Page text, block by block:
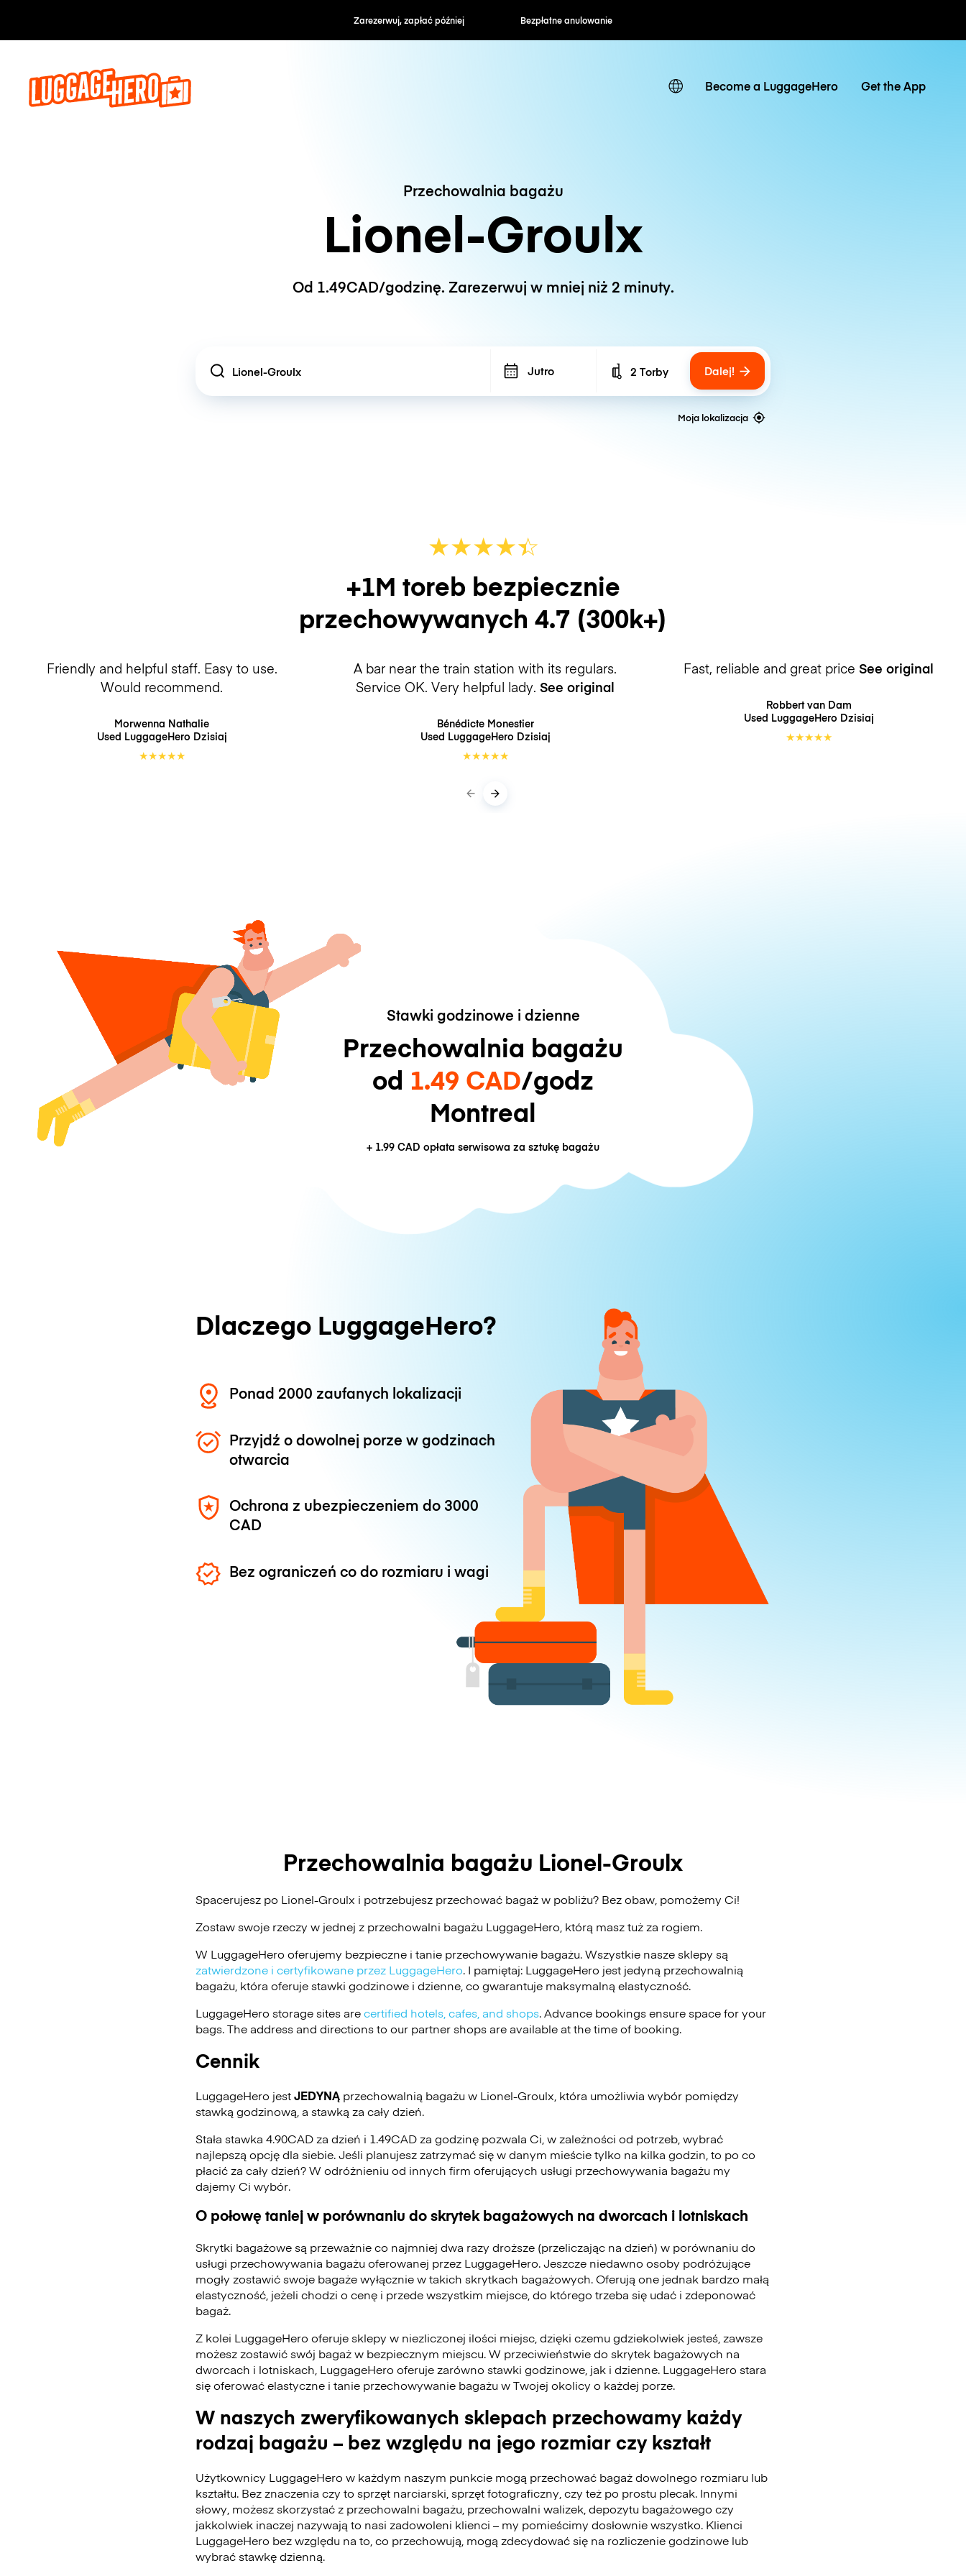
Zarezerwuj, zapłać później Bezpłatne anulowanie Stawki godzinowe / dzienne
Become a LuggageHero Get the App
Przechowalnia bagażu
Lionel-Groulx
Od 1.49CAD/godzinę. Zarezerwuj w mniej niż 2 minuty.
Location Jutro Number of bags
2 Torby Dalej!
Moja lokalizacja
★★★★☆
★
+1M toreb bezpiecznie
przechowywanych 4.7 (300k+)
Friendly and helpful staff. Easy to use.
Would recommend.
Morwenna Nathalie
Used LuggageHero Dzisiaj
★★★★★
A bar near the train station with its regulars.
Service OK. Very helpful lady. See original
Bénédicte Monestier
Used LuggageHero Dzisiaj
★★★★★
Fast, reliable and great price See original
Robbert van Dam
Used LuggageHero Dzisiaj
★★★★★
Stawki godzinowe i dzienne
Przechowalnia bagażu
od 1.49 CAD/godz
Montreal
+ 1.99 CAD opłata serwisowa za sztukę bagażu
Dlaczego LuggageHero?
Ponad 2000 zaufanych lokalizacji
Przyjdź o dowolnej porze w godzinach
otwarcia
Ochrona z ubezpieczeniem do 3000
CAD
Bez ograniczeń co do rozmiaru i wagi
Przechowalnia bagażu Lionel-Groulx
Spacerujesz po Lionel-Groulx i potrzebujesz przechować bagaż w pobliżu? Bez obaw, pomożemy Ci!
Zostaw swoje rzeczy w jednej z przechowalni bagażu LuggageHero , którą masz tuż za rogiem.
W LuggageHero oferujemy bezpieczne i tanie przechowywanie bagażu. Wszystkie nasze sklepy są
zatwierdzone i certyfikowane przez LuggageHero. I pamiętaj: LuggageHero jest jedyną przechowalnią
bagażu, która oferuje stawki godzinowe i dzienne, co gwarantuje maksymalną elastyczność.
LuggageHero storage sites arecertified hotels, cafes, and shops. Advance bookings ensure space for your
bags. The address and directions to our partner shops are available at the time of booking.
Cennik
LuggageHero jestJEDYNĄ przechowalnią bagażu w Lionel-Groulx, która umożliwia wybór pomiędzy
stawką godzinową, a stawką za cały dzień.
Stała stawka 4.90CAD za dzień i 1.49CAD za godzinę pozwala Ci, w zależności od potrzeb, wybrać
najlepszą opcję dla siebie. Jeśli planujesz zatrzymać się w danym mieście tylko na kilka godzin, to po co
płacić za cały dzień? W odróżnieniu od innych firm oferujących usługi przechowywania bagażu my
dajemy Ci wybór.
O połowę taniej w porównaniu do skrytek bagażowych na dworcach i lotniskach
Skrytki bagażowe są przeważnie co najmniej dwa razy droższe (przeliczając na dzień) w porównaniu do
usługi przechowywania bagażu oferowanej przez LuggageHero. Jeszcze niedawno osoby podróżujące
mogły zostawić swoje bagaże wyłącznie w takich skrytkach bagażowych. Oferują one jednak bardzo małą
elastyczność, jeżeli chodzi o cenę i przede wszystkim miejsce, do którego trzeba się udać i zdeponować
bagaż.
Z kolei LuggageHero oferuje sklepy w niezliczonej ilości miejsc, dzięki czemu gdziekolwiek jesteś, zawsze
możesz zostawić swój bagaż w bezpiecznym miejscu. W przeciwieństwie do skrytek bagażowych na
dworcach i lotniskach, LuggageHero oferuje zarówno stawki godzinowe, jak i dzienne. LuggageHero stara
się oferować elastyczne i tanie przechowywanie bagażu w Twojej okolicy o każdej porze.
W naszych zweryfikowanych sklepach przechowamy każdy
rodzaj bagażu – bez względu na jego rozmiar czy kształt
Użytkownicy LuggageHero w każdym naszym punkcie mogą przechować bagaż dowolnego rozmiaru lub
kształtu. Bez znaczenia czy to sprzęt narciarski, sprzęt fotograficzny, czy też po prostu plecak. Innymi
słowy, możesz skorzystać z przechowalni bagażu, przechowalni walizek, depozytu bagażowego czy
jakkolwiek inaczej nazywają to nasi zadowoleni klienci – my pomieścimy dosłownie wszystko. Klienci
LuggageHero bez względu na to, co przechowują, mogą zdecydować się na rozliczenie godzinowe lub
wybrać stawkę dzienną.